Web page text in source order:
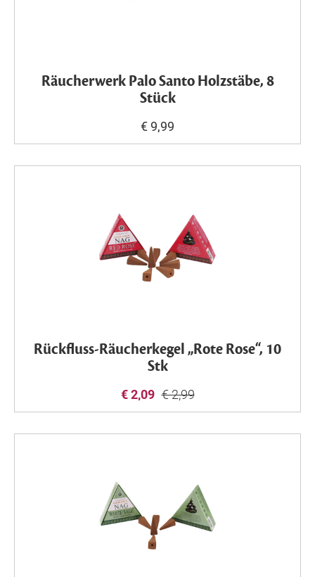
Räucherwerk Palo Santo Holzstäbe, 8
Stück
€ 9,99
Rückfluss-Räucherkegel „Rote Rose“, 10
Stk
€ 2,09 € 2,99